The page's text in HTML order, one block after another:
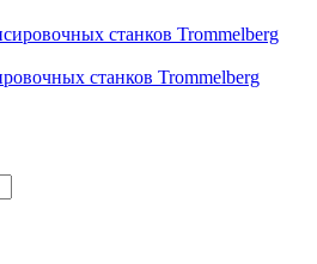
станков Trommelberg